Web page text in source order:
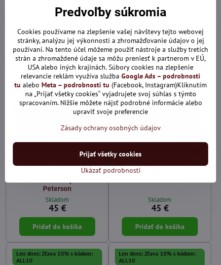
Skladom
Pridať do košíka
s automatickou prackou
Skladom
Pridať do košíka
18%
Len dnes: Zľava 10% s kódom:
ALL10
kožená peňaženka a opasok
Peterson
Skladom
45 €
Pridať do košíka
18%
Len dnes: Zľava 10% s kódom:
ALL10
a opasku Peterson
Skladom
45 €
Pridať do košíka
Len dnes: Zľava 10% s kódom:
ALL10
Len dnes: Zľava 10% s kódom:
ALL10
Predvoľby súkromia
Cookies používame na zlepšenie vašej návštevy tejto webovej
stránky, analýzu jej výkonnosti a zhromažďovanie údajov o jej
používaní. Na tento účel môžeme použiť nástroje a služby tretích
strán a zhromaždené údaje sa môžu preniesť k partnerom v EÚ,
USA alebo iných krajinách. Súbory cookies na zlepšenie
relevancie reklám využíva služba Google Ads – podrobnosti
tu alebo Meta – podrobnosti tu (Facebook, Instagram)Kliknutím
na „Prijať všetky cookies“ vyjadrujete svoj súhlas s týmto
spracovaním. Nižšie môžete nájsť podrobné informácie alebo
upraviť svoje preferencie
Zásady ochrany osobných údajov
Ukázať podrobnosti
Prijať všetky cookies